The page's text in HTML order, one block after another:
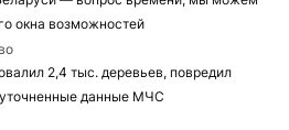
окна возможностей
2,4 тыс. деревьев, повредил
данные МЧС